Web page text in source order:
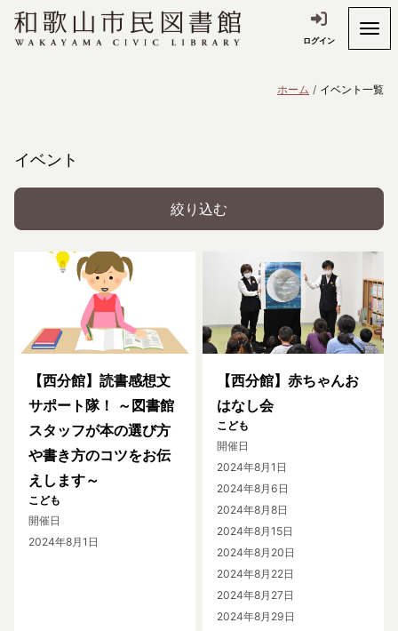
ログイン
ホーム イベント一覧
イベント
絞り込む
【西分館】読書感想文
サポート隊！ ～図書館
スタッフが本の選び方
や書き方のコツをお伝
えします～
こども
開催日
2024年8月1日
【西分館】赤ちゃんお
はなし会
こども
開催日
2024年8月1日
2024年8月6日
2024年8月8日
2024年8月15日
2024年8月20日
2024年8月22日
2024年8月27日
2024年8月29日